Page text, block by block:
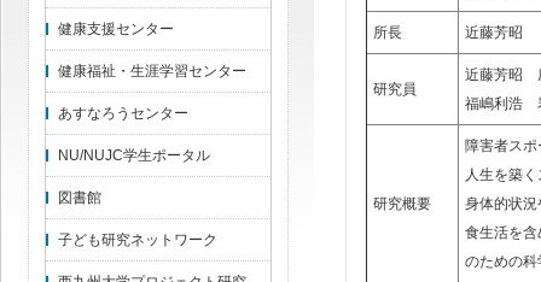
健康支援センター
健康福祉・生涯学習センター
あすなろうセンター
NU/NUJC学生ポータル
図書館
子ども研究ネットワーク
所長 近藤芳昭
研究員
近藤芳昭
福嶋利浩
研究概要
障害者ス
人生を築
身体的状
食生活を
のための